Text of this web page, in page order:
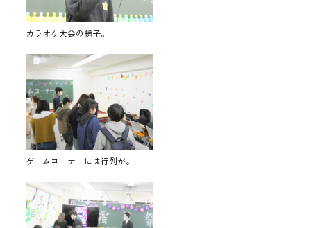
カラオケ大会の様子。
ゲームコーナーには行列が。